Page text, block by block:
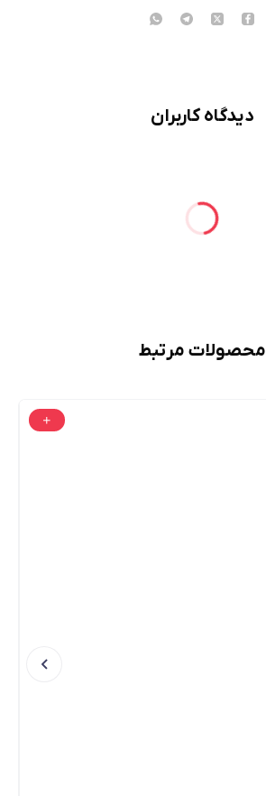
دیدگاه کاربران
محصولات مرتبط